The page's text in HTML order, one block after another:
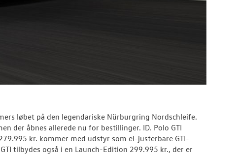
løbet på den legendariske Nürburgring Nordschleife.
der åbnes allerede nu for bestillinger. ID. Polo GTI
kr. kommer med udstyr som el-justerbare GTI-
tilbydes også i en Launch-Edition 299.995 kr., der er